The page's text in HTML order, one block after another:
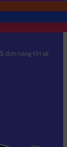
đơn hàng KH sẽ